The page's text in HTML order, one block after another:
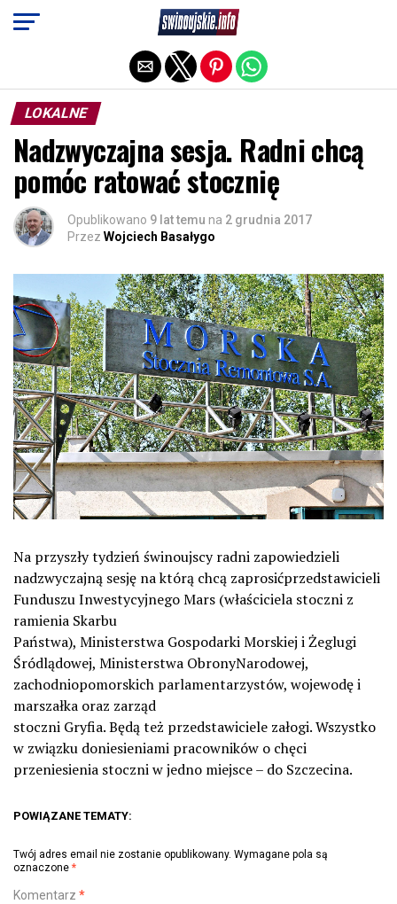
LOKALNE
Nadzwyczajna sesja. Radni chcą
pomóc ratować stocznię
Opublikowano 9 lat temu na 2 grudnia 2017
Przez Wojciech Basałygo
Na przyszły tydzień świnoujscy radni zapowiedzieli
nadzwyczajną sesję na którą chcą zaprosićprzedstawicieli
Funduszu Inwestycyjnego Mars (właściciela stoczni z
ramienia Skarbu
Państwa), Ministerstwa Gospodarki Morskiej i Żeglugi
Śródlądowej, Ministerstwa ObronyNarodowej,
zachodniopomorskich parlamentarzystów, wojewodę i
marszałka oraz zarząd
stoczni Gryfia. Będą też przedstawiciele załogi. Wszystko
w związku doniesieniami pracowników o chęci
przeniesienia stoczni w jedno miejsce – do Szczecina.
POWIĄZANE TEMATY:
Twój adres email nie zostanie opublikowany. Wymagane pola są
oznaczone *
Komentarz *
Exit mobile version